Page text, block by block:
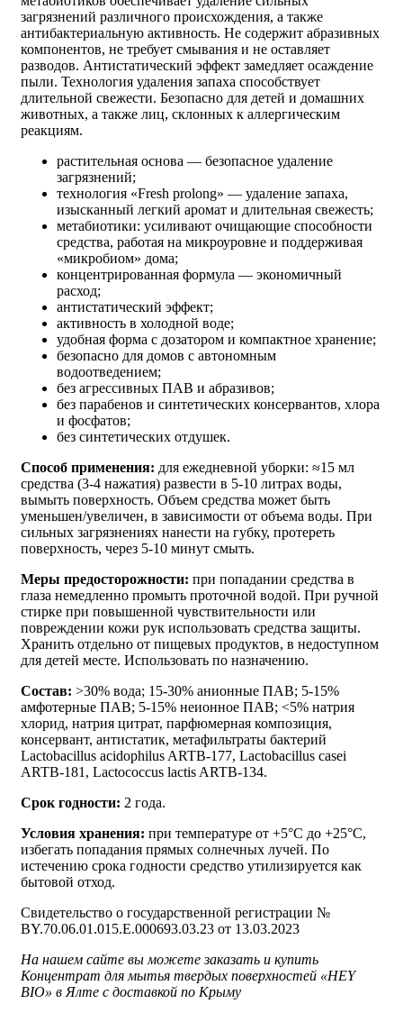
загрязнений различного происхождения, а также
антибактериальную активность. Не содержит абразивных
компонентов, не требует смывания и не оставляет
разводов. Антистатический эффект замедляет осаждение
пыли. Технология удаления запаха способствует
длительной свежести. Безопасно для детей и домашних
животных, а также лиц, склонных к аллергическим
реакциям.
растительная основа — безопасное удаление
загрязнений;
технология «Fresh prolong» — удаление запаха,
изысканный легкий аромат и длительная свежесть;
метабиотики: усиливают очищающие способности
средства, работая на микроуровне и поддерживая
«микробиом» дома;
концентрированная формула — экономичный
расход;
антистатический эффект;
активность в холодной воде;
удобная форма с дозатором и компактное хранение;
безопасно для домов с автономным
водоотведением;
без агрессивных ПАВ и абразивов;
без парабенов и синтетических консервантов, хлора
и фосфатов;
без синтетических отдушек.
Способ применения: для ежедневной уборки: ≈15 мл
средства (3-4 нажатия) развести в 5-10 литрах воды,
вымыть поверхность. Объем средства может быть
уменьшен/увеличен, в зависимости от объема воды. При
сильных загрязнениях нанести на губку, протереть
поверхность, через 5-10 минут смыть.
Меры предосторожности: при попадании средства в
глаза немедленно промыть проточной водой. При ручной
стирке при повышенной чувствительности или
повреждении кожи рук использовать средства защиты.
Хранить отдельно от пищевых продуктов, в недоступном
для детей месте. Использовать по назначению.
Состав: ˃30% вода; 15-30% анионные ПАВ; 5-15%
амфотерные ПАВ; 5-15% неионное ПАВ; ˂5% натрия
хлорид, натрия цитрат, парфюмерная композиция,
консервант, антистатик, метафильтраты бактерий
Lactobacillus acidophilus ARTB-177, Lactobacillus casei
ARTB-181, Lactococcus lactis ARTB-134.
Срок годности: 2 года.
Условия хранения: при температуре от +5°С до +25°С,
избегать попадания прямых солнечных лучей. По
истечению срока годности средство утилизируется как
бытовой отход.
Свидетельство о государственной регистрации №
BY.70.06.01.015.E.000693.03.23 от 13.03.2023
На нашем сайте вы можете заказать и купить
Концентрат для мытья твердых поверхностей «HEY
BIO» в Ялте с доставкой по Крыму